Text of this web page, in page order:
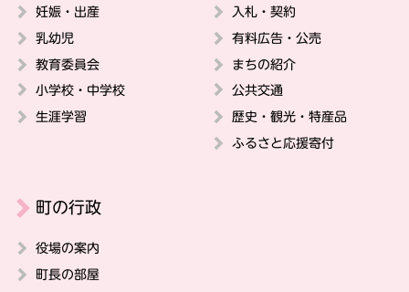
妊娠・出産
乳幼児
教育委員会
小学校・中学校
生涯学習
入札・契約
有料広告・公売
まちの紹介
公共交通
歴史・観光・特産品
ふるさと応援寄付
町の行政
役場の案内
町長の部屋